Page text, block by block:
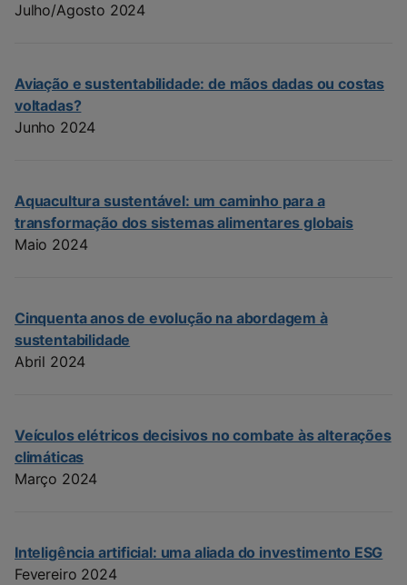
Julho/Agosto 2024
Aviação e sustentabilidade: de mãos dadas ou costas
voltadas?
Junho 2024
Aquacultura sustentável: um caminho para a
transformação dos sistemas alimentares globais
Maio 2024
Cinquenta anos de evolução na abordagem à
sustentabilidade
Abril 2024
Veículos elétricos decisivos no combate às alterações
climáticas
Março 2024
Inteligência artificial: uma aliada do investimento ESG
Fevereiro 2024